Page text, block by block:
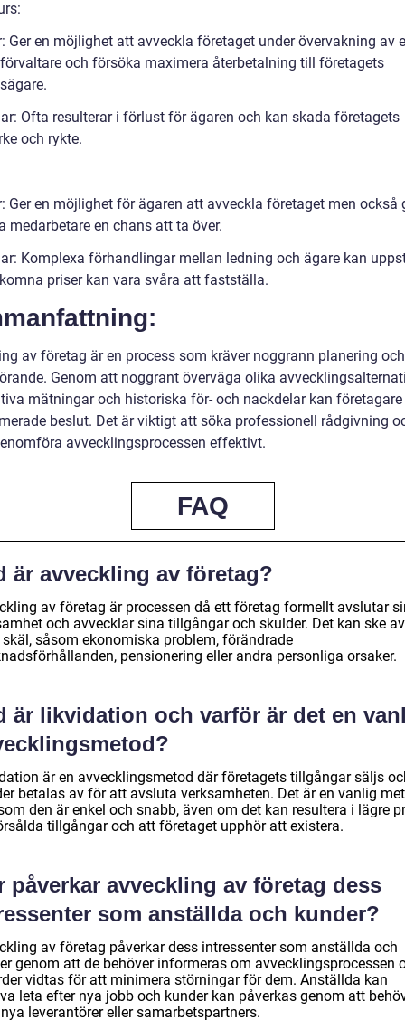
Ger en möjlighet att avveckla företaget under övervakning av
och försöka maximera återbetalning till företagets
Ofta resulterar i förlust för ägaren och kan skada företagets
och rykte.
Ger en möjlighet för ägaren att avveckla företaget men också
medarbetare en chans att ta över.
Komplexa förhandlingar mellan ledning och ägare kan
priser kan vara svåra att fastställa.
av företag är en process som kräver noggrann planering och
Genom att noggrant överväga olika
mätningar och historiska för- och nackdelar kan
beslut. Det är viktigt att söka professionell rådgivning
avvecklingsprocessen effektivt.
FAQ
är avveckling av företag?
av företag är processen då ett företag formellt avslutar
och avvecklar sina tillgångar och skulder. Det kan ske av
såsom ekonomiska problem, förändrade
pensionering eller andra personliga orsaker.
är likvidation och varför är det en
är en avvecklingsmetod där företagets tillgångar säljs
betalas av för att avsluta verksamheten. Det är en vanlig
den är enkel och snabb, även om det kan resultera i lägre
tillgångar och att företaget upphör att existera.
påverkar avveckling av företag dess
som anställda och kunder?
av företag påverkar dess intressenter som anställda och
genom att de behöver informeras om avvecklingsprocessen
vidtas för att minimera störningar för dem. Anställda kan
leta efter nya jobb och kunder kan påverkas genom att
leverantörer eller samarbetspartners.